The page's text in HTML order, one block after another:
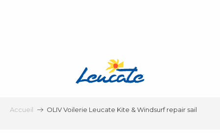
Accueil OLIV Voilerie Leucate Kite & Windsurf repair sail